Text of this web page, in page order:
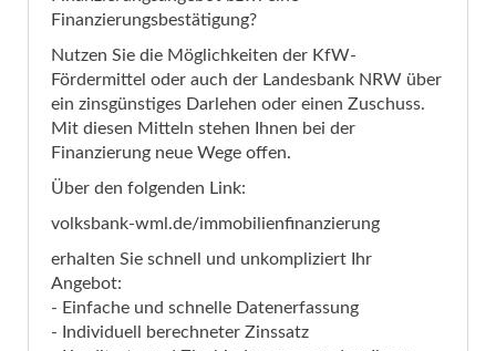
Finanzierungsbestätigung?
Nutzen Sie die Möglichkeiten der KfW-
Fördermittel oder auch der Landesbank NRW über
ein zinsgünstiges Darlehen oder einen Zuschuss.
Mit diesen Mitteln stehen Ihnen bei der
Finanzierung neue Wege offen.
Über den folgenden Link:
volksbank-wml.de/immobilienfinanzierung
erhalten Sie schnell und unkompliziert Ihr
Angebot:
- Einfache und schnelle Datenerfassung
- Individuell berechneter Zinssatz